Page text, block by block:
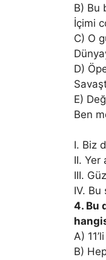
B) Bu
İçimi
C) O
D)
E)
Ben
I. Biz
II. Yer
III.
IV. Bu
4. Bu
A)
B)